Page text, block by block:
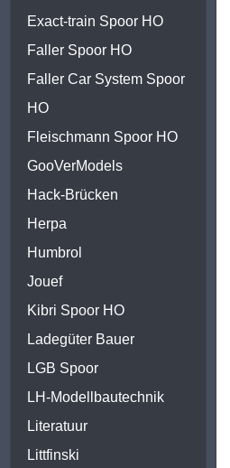
Exact-train Spoor HO
Faller Spoor HO
Faller Car System Spoor
HO
Fleischmann Spoor HO
GooVerModels
Hack-Brücken
Herpa
Humbrol
Jouef
Kibri Spoor HO
Ladegüter Bauer
LGB Spoor
LH-Modellbautechnik
Literatuur
Littfinski